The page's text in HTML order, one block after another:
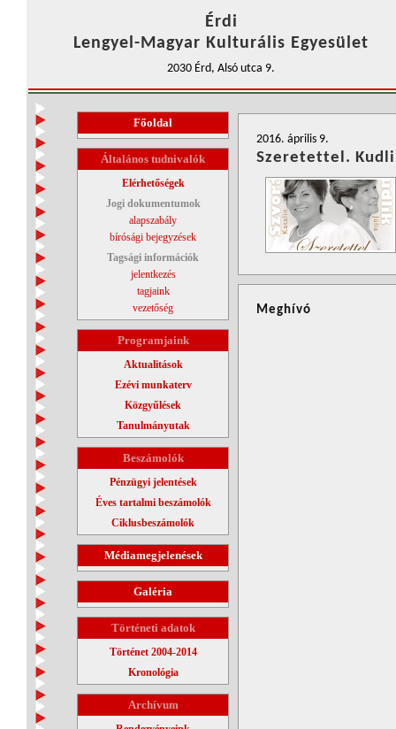
Érdi
Lengyel-Magyar Kulturális Egyesület
2030 Érd, Alsó utca 9.
Főoldal
Általános tudnivalók
Elérhetőségek
Jogi dokumentumok
alapszabály
bírósági bejegyzések
Tagsági információk
jelentkezés
tagjaink
vezetőség
Programjaink
Aktualitások
Ezévi munkaterv
Közgyűlések
Tanulmányutak
Beszámolók
Pénzügyi jelentések
Éves tartalmi beszámolók
Ciklusbeszámolók
Médiamegjelenések
Galéria
Történeti adatok
Történet 2004-2014
Kronológia
Archívum
2016. április 9.
Szeretettel.
Meghívó